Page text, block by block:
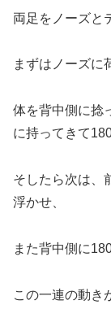
両足をノーズと
まずはノーズに
体を背中側に捻
に持ってきて
そしたら次は、
浮かせ、
また背中側に
この一連の動き